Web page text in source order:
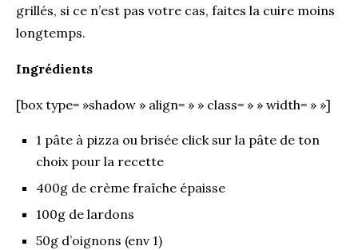
grillés, si ce n’est pas votre cas, faites la cuire moins
longtemps.
Ingrédients
[box type= »shadow » align= » » class= » » width= » »]
1 pâte à pizza ou brisée click sur la pâte de ton
choix pour la recette
400g de crème fraîche épaisse
100g de lardons
50g d’oignons (env 1)